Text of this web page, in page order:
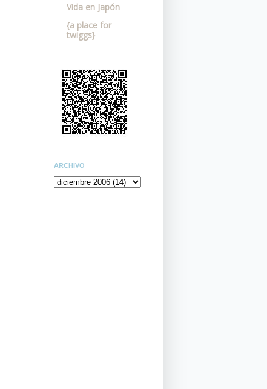
Vida en Japón
{a place for
twiggs}
ARCHIVO